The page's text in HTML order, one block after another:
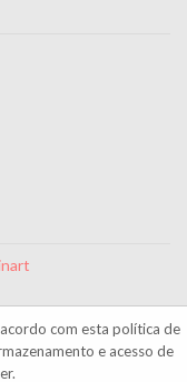
com esta política de
e acesso de